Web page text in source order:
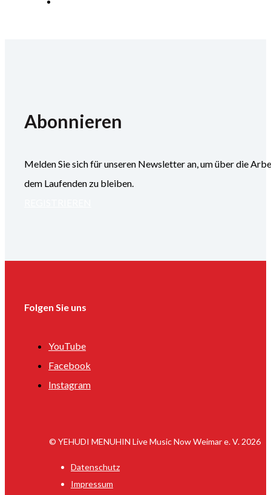
Abonnieren
Melden Sie sich für unseren Newsletter an, um über die
dem Laufenden zu bleiben.
Folgen Sie uns
YouTube
Facebook
Instagram
© YEHUDI MENUHIN Live Music Now Weimar e. V. 2026
Datenschutz
Impressum